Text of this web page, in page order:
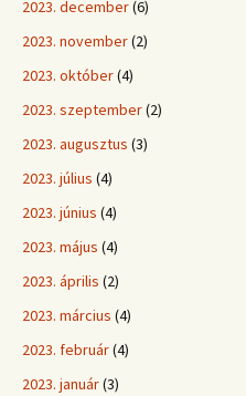
2023. december(6)
2023. november(2)
2023. október(4)
2023. szeptember(2)
2023. augusztus (3)
2023. július (4)
2023. június (4)
2023. május (4)
2023. április (2)
2023. március (4)
2023. február(4)
2023. január(3)